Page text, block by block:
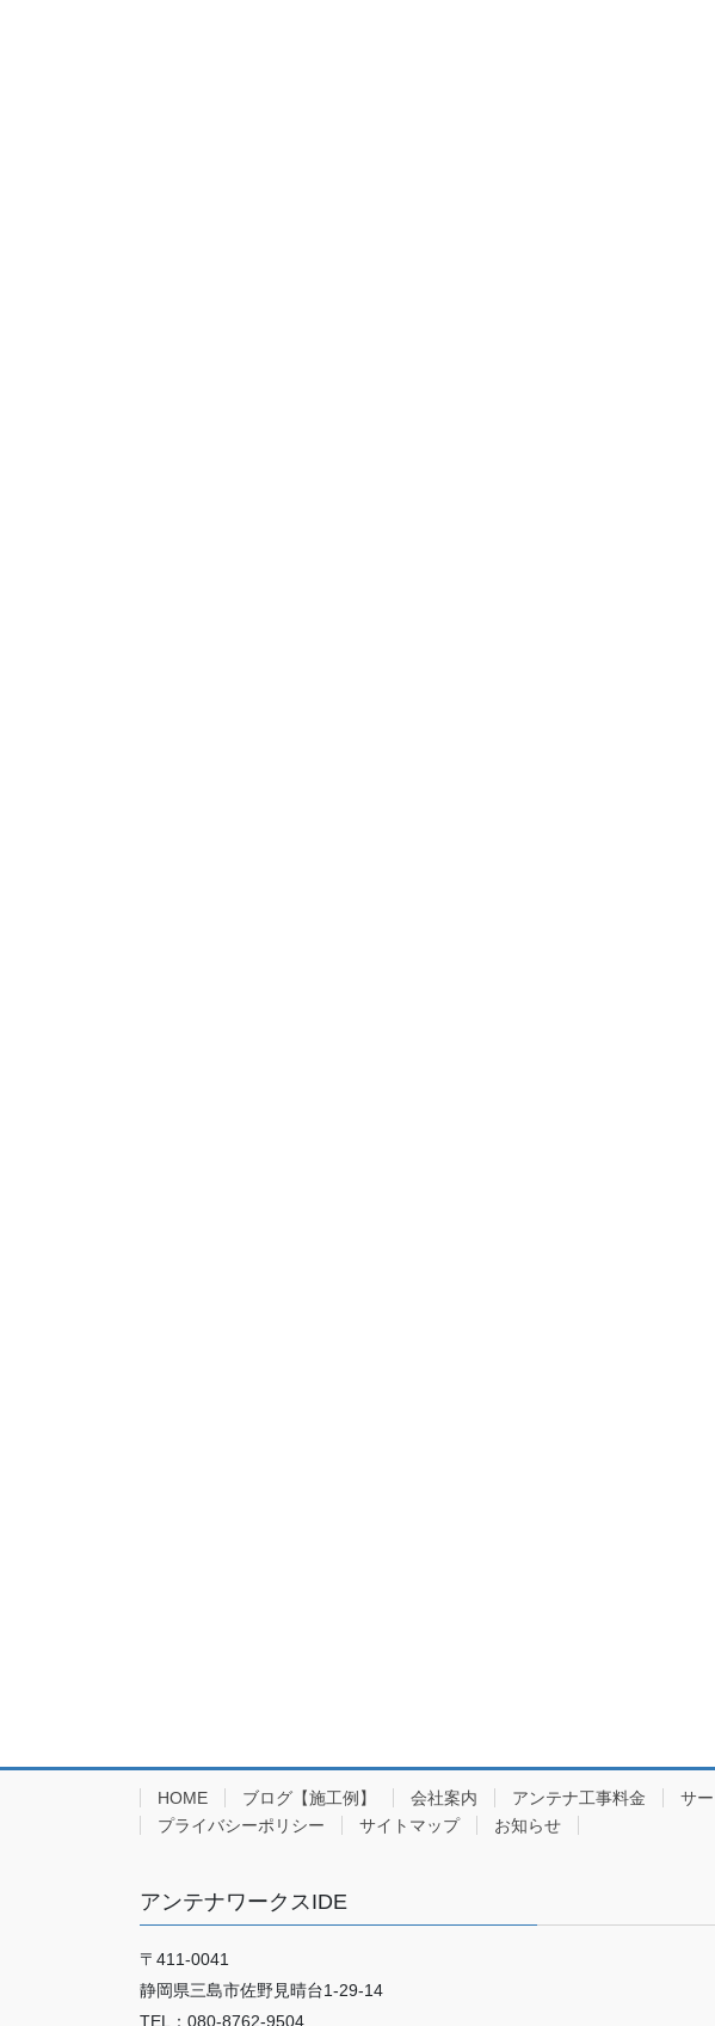
HOME ブログ【施工例】 会社案内 アンテナ工事料金 サ
プライバシーポリシー
サイトマップ お知らせ
アンテナワークスIDE
〒411-0041
静岡県三島市佐野見晴台1-29-14
TEL：080-8762-9504